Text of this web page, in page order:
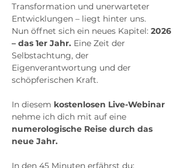
Transformation und unerwarteter
Entwicklungen – liegt hinter uns.
Nun öffnet sich ein neues Kapitel: 2026
– das 1er Jahr. Eine Zeit der
Selbstachtung, der
Eigenverantwortung und der
schöpferischen Kraft.
In diesem kostenlosen Live-Webinar
nehme ich dich mit auf eine
numerologische Reise durch das
neue Jahr.
In den 45 Minuten erfährst du: